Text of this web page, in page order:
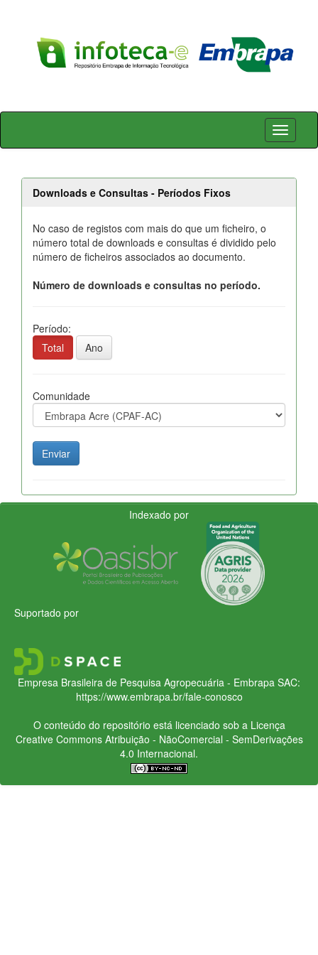
Skip
Downloads e Consultas - Períodos Fixos
No caso de registos com mais do que um ficheiro, o
número total de downloads e consultas é dividido pelo
número de ficheiros associados ao documento.
Número de downloads e consultas no período.
Período:
Total
Ano
Comunidade
Indexado por
Suportado por
Empresa Brasileira de Pesquisa Agropecuária - Embrapa SAC:
https://www.embrapa.br/fale-conosco
O conteúdo do repositório está licenciado sob a Licença
Creative CommonsAtribuição - NãoComercial - SemDerivações
4.0 Internacional.